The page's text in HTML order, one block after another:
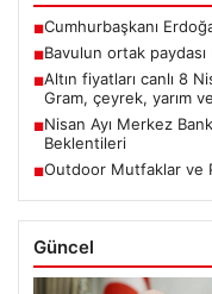
■Cumhurbaşkanı
■Bavulun ortak paydası
■Altın fiyatları canlı 8
Gram, çeyrek, yarım
■Nisan Ayı Merkez
Beklentileri
■Outdoor Mutfaklar ve
Güncel